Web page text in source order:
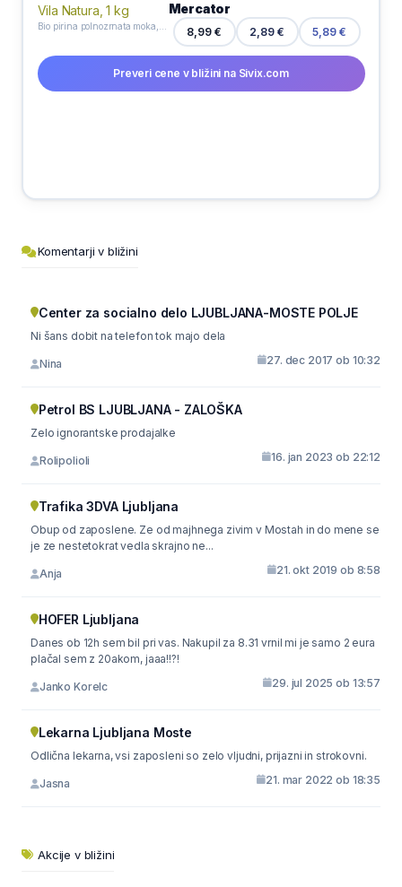
Mercator
8,99 € 2,89 € 5,89 €
Preveri cene v bližini na Sivix.com
Komentarji v bližini
Center za socialno delo LJUBLJANA-MOSTE POLJE
Ni šans dobit na telefon tok majo dela
Nina 27. dec 2017 ob 10:32
Petrol BS LJUBLJANA - ZALOŠKA
Zelo ignorantske prodajalke
Rolipolioli 16. jan 2023 ob 22:12
Trafika 3DVA Ljubljana
Obup od zaposlene. Ze od majhnega zivim v Mostah in do mene se
je ze nestetokrat vedla skrajno ne...
Anja 21. okt 2019 ob 8:58
HOFER Ljubljana
Danes ob 12h sem bil pri vas. Nakupil za 8.31 vrnil mi je samo 2 eura
plačal sem z 20akom, jaaa!!?!
Janko Korelc 29. jul 2025 ob 13:57
Lekarna Ljubljana Moste
Odlična lekarna, vsi zaposleni so zelo vljudni, prijazni in strokovni.
Jasna 21. mar 2022 ob 18:35
Akcije v bližini